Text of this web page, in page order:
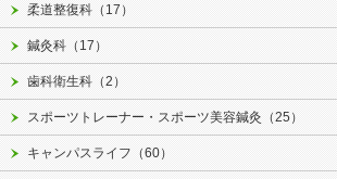
柔道整復科（17）
鍼灸科（17）
歯科衛生科（2）
スポーツトレーナー・スポーツ美容鍼灸（25）
キャンパスライフ（60）